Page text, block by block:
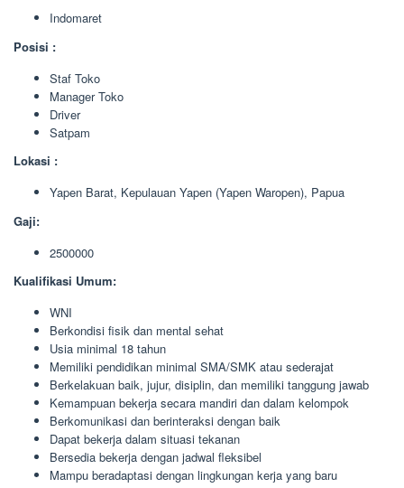
Indomaret
Posisi :
Staf Toko
Manager Toko
Driver
Satpam
Lokasi :
Yapen Barat, Kepulauan Yapen (Yapen Waropen), Papua
Gaji:
2500000
Kualifikasi Umum:
WNI
Berkondisi fisik dan mental sehat
Usia minimal 18 tahun
Memiliki pendidikan minimal SMA/SMK atau sederajat
Berkelakuan baik, jujur, disiplin, dan memiliki tanggung jawab
Kemampuan bekerja secara mandiri dan dalam kelompok
Berkomunikasi dan berinteraksi dengan baik
Dapat bekerja dalam situasi tekanan
Bersedia bekerja dengan jadwal fleksibel
Mampu beradaptasi dengan lingkungan kerja yang baru